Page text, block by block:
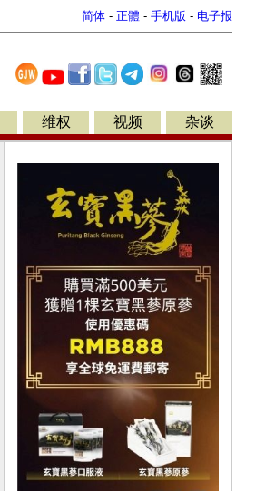
简体 - 正體 - 手机版 - 电子报
维权 视频 杂谈